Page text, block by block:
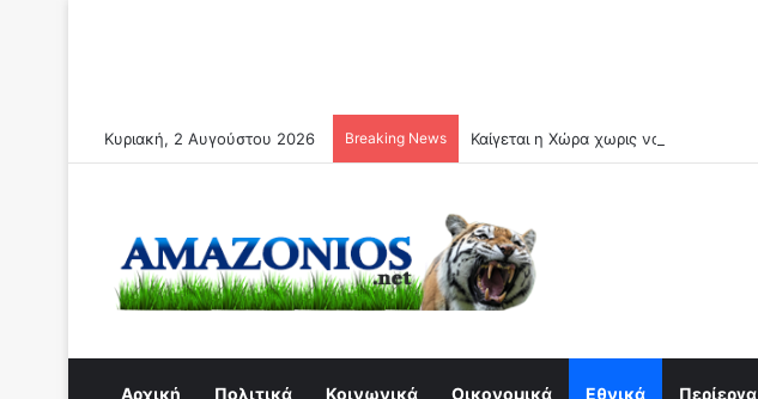
Κυριακή, 2 Αυγούστου 2026 Breaking News
Αρχική Πολιτικά Κοινωνικά Οικονομικά Εθνικά Περίεργα